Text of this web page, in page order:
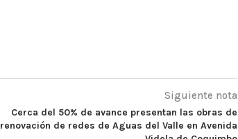
Siguiente nota
Cerca del 50% de avance presentan las obras de
renovación de redes de Aguas del Valle en Avenida